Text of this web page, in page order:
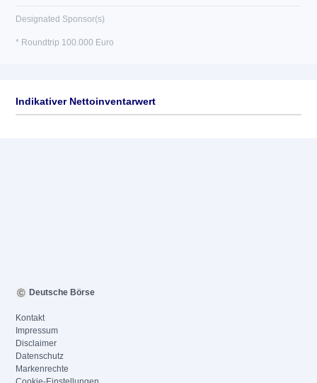
Designated Sponsor(s)
* Roundtrip 100.000 Euro
Indikativer Nettoinventarwert
Deutsche Börse
Kontakt
Impressum
Disclaimer
Datenschutz
Markenrechte